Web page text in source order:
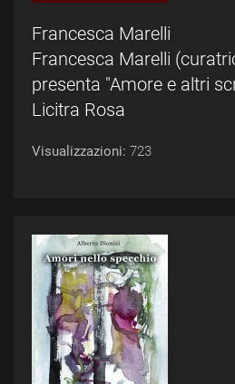
Francesca Marelli
Francesca Marelli
presenta "Amore e altri
Licitra Rosa
Visualizzazioni: 723